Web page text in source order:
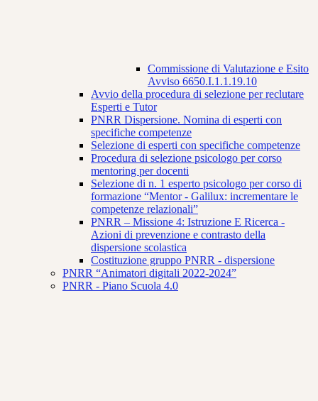
Commissione di Valutazione e Esito
Avviso 6650.I.1.1.19.10
Avvio della procedura di selezione per reclutare
Esperti e Tutor
PNRR Dispersione. Nomina di esperti con
specifiche competenze
Selezione di esperti con specifiche competenze
Procedura di selezione psicologo per corso
mentoring per docenti
Selezione di n. 1 esperto psicologo per corso di
formazione “Mentor - Galilux: incrementare le
competenze relazionali”
PNRR – Missione 4: Istruzione E Ricerca -
Azioni di prevenzione e contrasto della
dispersione scolastica
Costituzione gruppo PNRR - dispersione
PNRR “Animatori digitali 2022-2024”
PNRR - Piano Scuola 4.0